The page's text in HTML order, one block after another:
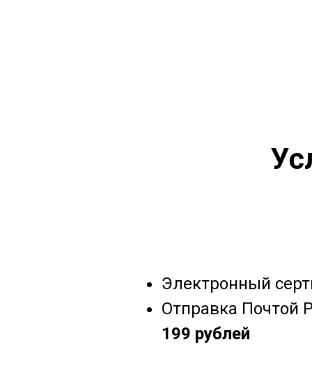
Электронный
Отправка Почтой
199 рублей